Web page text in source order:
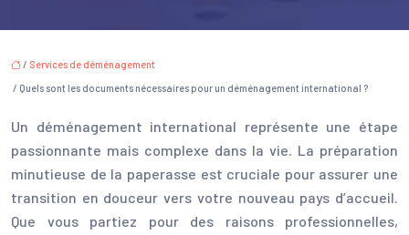
/ Services de déménagement
/ Quels sont les documents nécessaires pour un déménagement international ?
Un déménagement international représente une étape
passionnante mais complexe dans la vie. La préparation
minutieuse de la paperasse est cruciale pour assurer une
transition en douceur vers votre nouveau pays d’accueil.
Que vous partiez pour des raisons professionnelles,